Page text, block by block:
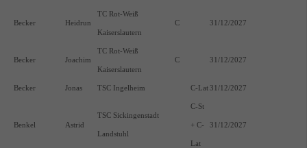
Becker Heidrun
TC Rot-Weiß
Kaiserslautern
C 31/12/2027
Becker Joachim
TC Rot-Weiß
Kaiserslautern
C 31/12/2027
Becker Jonas TSC Ingelheim C-Lat31/12/2027
Benkel Astrid
TSC Sickingenstadt
Landstuhl
C-St
+ C-
Lat
31/12/2027